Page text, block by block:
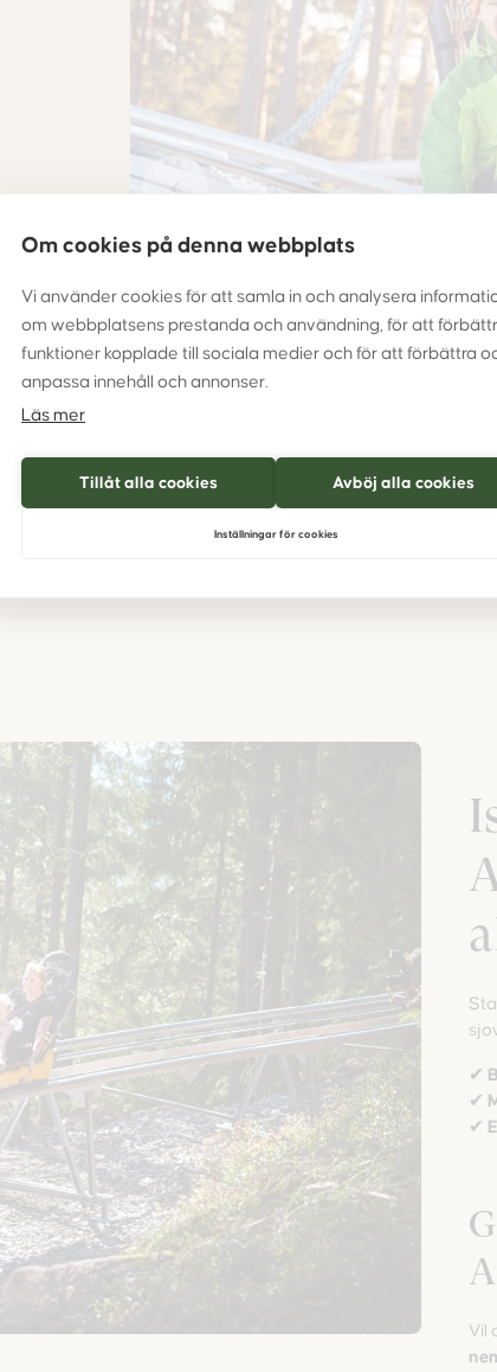
Om cookies på denna webbplats
Vi använder cookies för att samla in och analysera
om webbplatsens prestanda och användning, för att
funktioner kopplade till sociala medier och för att förbättra
anpassa innehåll och annonser.
Läs mer
Tillåt alla cookies Avböj alla cookies
Inställningar för cookies
ad
✔
✔
✔
Vil